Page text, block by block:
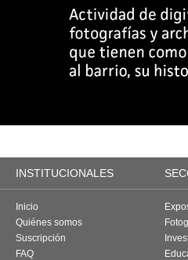
INSTITUCIONALES
Inicio
Quiénes somos
Suscripción
FAQ